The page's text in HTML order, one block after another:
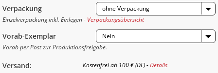
Verpackung
ohne Verpackung
Einzelverpackung inkl. Einlegen - Verpackungsübersicht
Vorab-Exemplar
Nein
Vorab per Post zur Produktionsfreigabe.
Versand: Kostenfrei ab 100 € (DE) -Details